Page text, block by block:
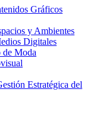
Gráficos
y Ambientes
Digitales
de Moda
Estratégica del